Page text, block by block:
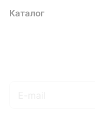
Каталог